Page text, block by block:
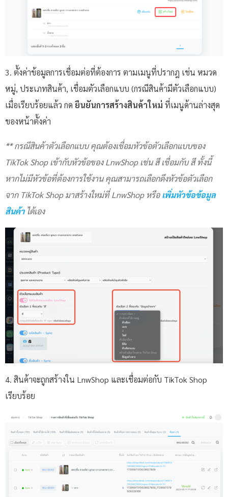
3. ตั้งค่าข้อมูลการเชื่อมต่อที่ต้องการ ตามเมนูที่ปรากฎ เช่น หมวด
หมู่, ประเภทสินค้า, เชื่อมตัวเลือกแบบ (กรณีสินค้ามีตัวเลือกแบบ)
เมื่อเรียบร้อยแล้ว กด ยืนยันการสร้างสินค้าใหม่ ที่เมนูด้านล่างสุด
ของหน้าตั้งค่า
** กรณีสินค้าตัวเลือกแบบ คุณต้องเชื่อมหัวข้อตัวเลือกแบบของ
TikTok Shop เข้ากับหัวข้อของ LnwShop เช่น สี เชื่อมกับ สี ทั้งนี้
หากไม่มีหัวข้อที่ต้องการใช้งาน คุณสามารถเลือกดึงหัวข้อตัวเลือก
จาก TikTok Shop มาสร้างใหม่ที่ LnwShop หรือเพิ่มหัวข้อข้อมูล
สินค้า ได้เอง
4. สินค้าจะถูกสร้างใน LnwShop และเชื่อมต่อกับ TikTok Shop
เรียบร้อย